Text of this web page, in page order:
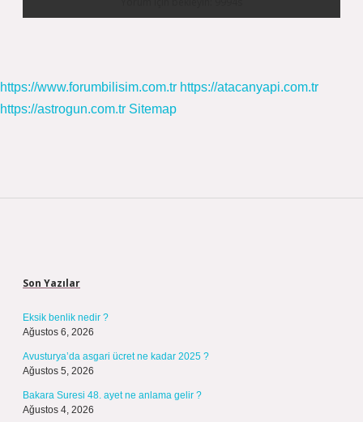
https://www.forumbilisim.com.tr https://atacanyapi.com.tr
https://astrogun.com.tr Sitemap
Son Yazılar
Eksik benlik nedir ?
Ağustos 6, 2026
Avusturya’da asgari ücret ne kadar 2025 ?
Ağustos 5, 2026
Bakara Suresi 48. ayet ne anlama gelir ?
Ağustos 4, 2026